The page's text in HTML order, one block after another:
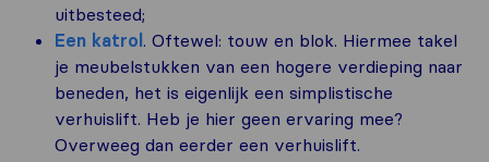
uitbesteed;
Een katrol. Oftewel: touw en blok. Hiermee takel
je meubelstukken van een hogere verdieping naar
beneden, het is eigenlijk een simplistische
verhuislift. Heb je hier geen ervaring mee?
Overweeg dan eerder een verhuislift.